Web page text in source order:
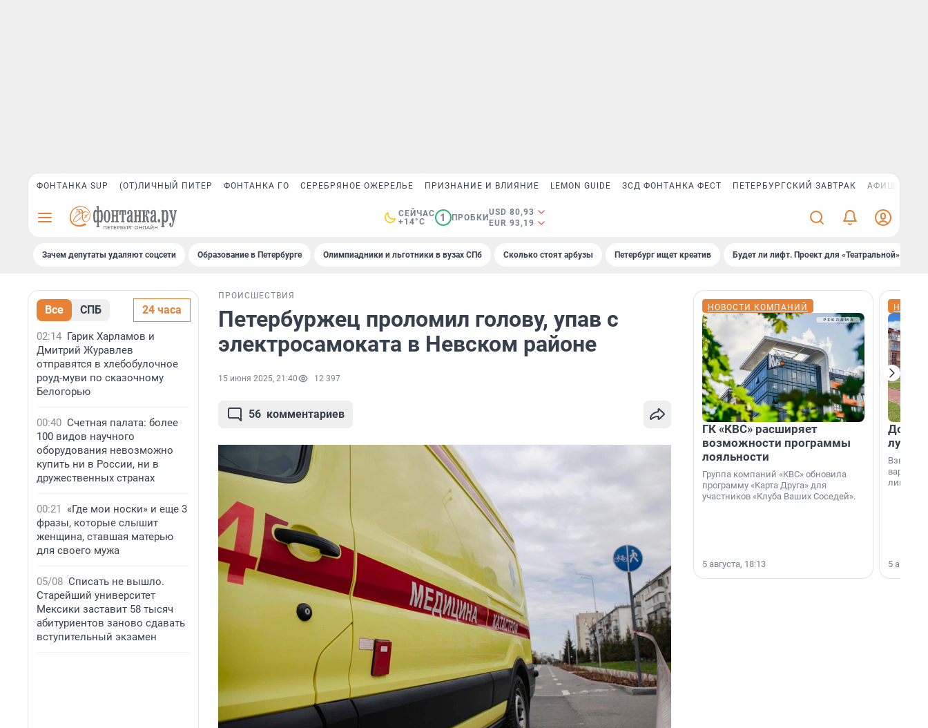
ФОНТАНКА SUP (ОТ)ЛИЧНЫЙ ПИТЕР ФОНТАНКА ГО СЕРЕБРЯНОЕ ОЖЕРЕЛЬЕ ПРИЗНАНИЕ И ВЛИЯНИЕ LEMON GUIDE ЗСД ФОНТАНКА ФЕСТ ПЕТЕРБУРГСКИЙ ЗАВТРАК АФИША PLUS
СЕЙЧАС
+14°C
1 ПРОБКИ
USD 80,93
EUR 93,19
Зачем депутаты удаляют соцсети Образование в Петербурге Олимпиадники и льготники в вузах СПб Сколько стоят арбузы Петербург ищет креатив Будет ли лифт. Проект для «Театральной»
Все СПБ 24 часа
02:14 Гарик Харламов и
Дмитрий Журавлев
отправятся в хлебобулочное
роуд-муви по сказочному
Белогорью
00:40 Счетная палата: более
100 видов научного
оборудования невозможно
купить ни в России, ни в
дружественных странах
00:21
«Где мои носки» и еще 3
фразы, которые слышит
женщина, ставшая матерью
для своего мужа
05/08 Списать не вышло.
Старейший университет
Мексики заставит 58 тысяч
абитуриентов заново сдавать
вступительный экзамен
ПРОИСШЕСТВИЯ
Петербуржец проломил голову, упав с
электросамоката в Невском районе
15 июня 2025, 21:40 12 397
56 комментариев
НОВОСТИ КОМПАНИЙ
ГК «КВС» расширяет
возможности программы
лояльности
Группа компаний «КВС» обновила
программу «Карта Друга» для
участников «Клуба Ваших Соседей».
5 августа, 18:13
Дом
лучше
лишнего
5